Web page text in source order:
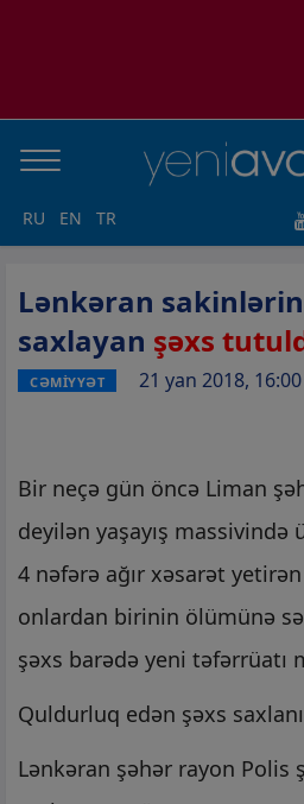
RU EN TR
Lənkəran
saxlayan şəxs
CƏMİYYƏT 21 yan 2018, 16:00
Bir neçə gün öncə Liman
deyilən yaşayış massivində
4 nəfərə ağır xəsarət
onlardan birinin ölümünə
şəxs barədə yeni təfərrüatı
Quldurluq edən şəxs
Lənkəran şəhər rayon Polis